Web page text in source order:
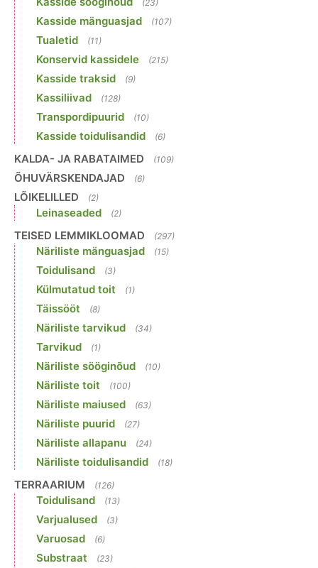
(23)
Kasside mänguasjad (107)
Tualetid (11)
Konservid kassidele (215)
Kasside traksid (9)
Kassiliivad (128)
Transpordipuurid (10)
Kasside toidulisandid (6)
KALDA- JA RABATAIMED (109)
ÕHUVÄRSKENDAJAD (6)
LÕIKELILLED (2)
Leinaseaded (2)
TEISED LEMMIKLOOMAD (297)
Näriliste mänguasjad (15)
Toidulisand (3)
Külmutatud toit (1)
Täissööt (8)
Näriliste tarvikud (34)
Tarvikud (1)
Näriliste sööginõud (10)
Näriliste toit (100)
Näriliste maiused (63)
Näriliste puurid (27)
Näriliste allapanu (24)
Näriliste toidulisandid (18)
TERRAARIUM (126)
Toidulisand (13)
Varjualused (3)
Varuosad (6)
Substraat (23)